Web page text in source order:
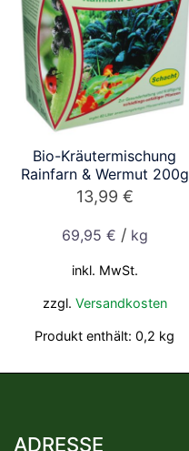
Bio-Kräutermischung
Rainfarn & Wermut 200g
13,99 €
69,95 € / kg
inkl. MwSt.
zzgl. Versandkosten
Produkt enthält: 0,2 kg
ADRESSE